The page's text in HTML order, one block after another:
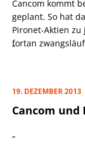
Cancom kommt
geplant. So hat
Pironet-Aktien zu
fortan
EBITDA in
können.
„
19. DEZEMBER 2013
Cancom
„